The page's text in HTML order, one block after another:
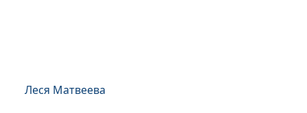
Леся Матвеева